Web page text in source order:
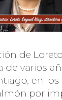
de
de varios
en
por